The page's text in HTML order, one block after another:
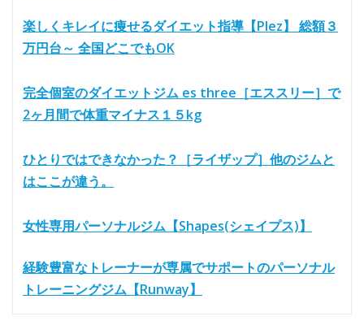
楽しくキレイに痩せるダイエット指導【Plez】 総額３
万円台～ 全国どこでもOK
完全個室のダイエットジム es three［エススリー］で
2ヶ月間で体重マイナス１５kg
ひとりではできなかった？［ライザップ］他のジムと
はここが違う。
女性専用パーソナルジム【Shapes(シェイプス)】
経験豊富なトレーナーが専属でサポートのパーソナル
トレーニングジム【Runway】